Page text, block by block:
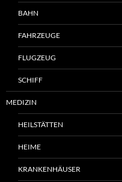
BAHN
FAHRZEUGE
FLUGZEUG
SCHIFF
MEDIZIN
HEILSTÄTTEN
HEIME
KRANKENHÄUSER